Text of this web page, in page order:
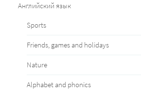
Английский язык
Sports
Friends, games and holidays
Nature
Alphabet and phonics